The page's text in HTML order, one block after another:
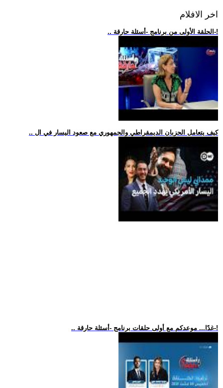
اخر الافلام
.. الحلقة الأولى من برنامج -أسئلة حارقة-!
.. كيف يتعامل الحزبان الديمقراطي والجمهوري مع صعود اليسار في ال
.. غدًا... موعدكم مع أولى حلقات برنامج -أسئلة حارقة-!